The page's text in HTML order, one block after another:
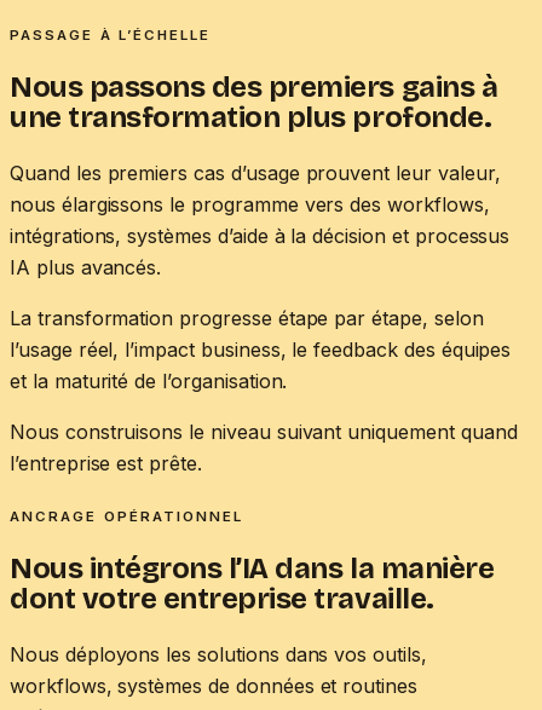
PASSAGE À L’ÉCHELLE
Nous passons des premiers gains à
une transformation plus profonde.
Quand les premiers cas d’usage prouvent leur valeur,
nous élargissons le programme vers des workflows,
intégrations, systèmes d’aide à la décision et processus
IA plus avancés.
La transformation progresse étape par étape, selon
l’usage réel, l’impact business, le feedback des équipes
et la maturité de l’organisation.
Nous construisons le niveau suivant uniquement quand
l’entreprise est prête.
ANCRAGE OPÉRATIONNEL
Nous intégrons l’IA dans la manière
dont votre entreprise travaille.
Nous déployons les solutions dans vos outils,
workflows, systèmes de données et routines